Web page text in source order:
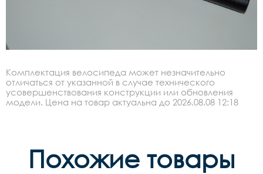
Комплектация велосипеда может незначительно
отличаться от указанной в случае технического
усовершенствования конструкции или обновления
модели. Цена на товар актуальна до 2026.08.08 12:18
Похожие товары